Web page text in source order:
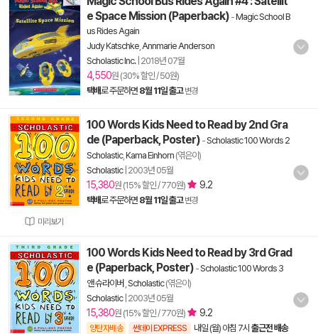
e Space Mission (Paperback) -Magic School B
us Rides Again
Judy Katschke Annmarie Anderson
Scholastic Inc.| 2018년 07월
4,550원 (30% 할인 / 50원)
택배로 주문하면 8월 11일 출고 변경
미리보기
100 Words Kids Need to Read by 2nd Gra
de (Paperback, Poster) -Scholastic 100 Words 2
Scholastic, Kama Einhorn (엮은이)
Scholastic| 2003년 05월
15,380원 (15% 할인 / 770원) 9.2
택배로 주문하면 8월 11일 출고 변경
100 Words Kids Need to Read by 3rd Grad
e (Paperback, Poster) -Scholastic 100 Words 3
앤 슈라이버 Scholastic(엮은이)
Scholastic| 2003년 05월
15,380원 (15% 할인 / 770원) 9.2
양탄자배송 썬데이 EXPRESS 내일 (월) 아침 7시 출근전 배송